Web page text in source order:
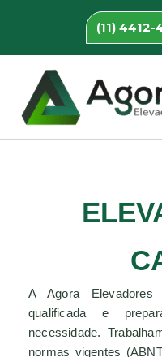
conteúdo
(11)
A Agora
qualificada e
necessidade.
normas vigentes